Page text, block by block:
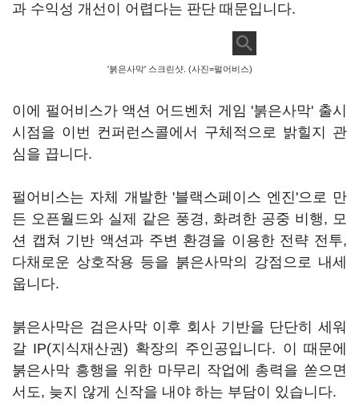
과 수익성 개선이 어렵다는 판단 때문입니다.
'붉은사막' 스크린샷. (사진=펄어비스)
이에 펄어비스가 액션 어드벤처 게임 '붉은사막' 출시
시점을 이번 컨퍼런스콜에서 구체적으로 밝힐지 관
심을 끕니다.
펄어비스는 자체 개발한 '블랙스페이스 엔진'으로 만
든 오픈월드와 실제 같은 풍경, 화려한 공중 비행, 모
션 캡쳐 기반 액션과 주변 환경을 이용한 전략 전투,
다채로운 상호작용 등을 붉은사막의 강점으로 내세
웁니다.
붉은사막은 검은사막 이후 회사 기반을 단단히 세워
갈 IP(지식재산권) 확장의 주인공입니다. 이 때문에
붉은사막 흥행을 위한 마무리 작업에 총력을 쏟으면
서도, 늦지 않게 신작을 내야 하는 부담이 있습니다.